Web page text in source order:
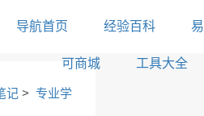
导航首页 经验百科 易
可商城 工具大全
记 >专业学